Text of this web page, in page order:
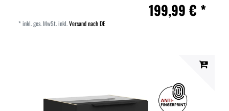
199,99 € *
*inkl. ges. MwSt.inkl.Versand nach DE